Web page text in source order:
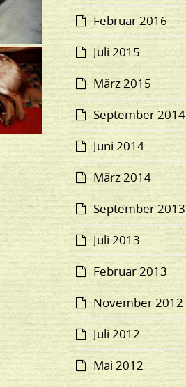
Februar 2016
Juli 2015
März 2015
September 2014
Juni 2014
März 2014
September 2013
Juli 2013
Februar 2013
November 2012
Juli 2012
Mai 2012